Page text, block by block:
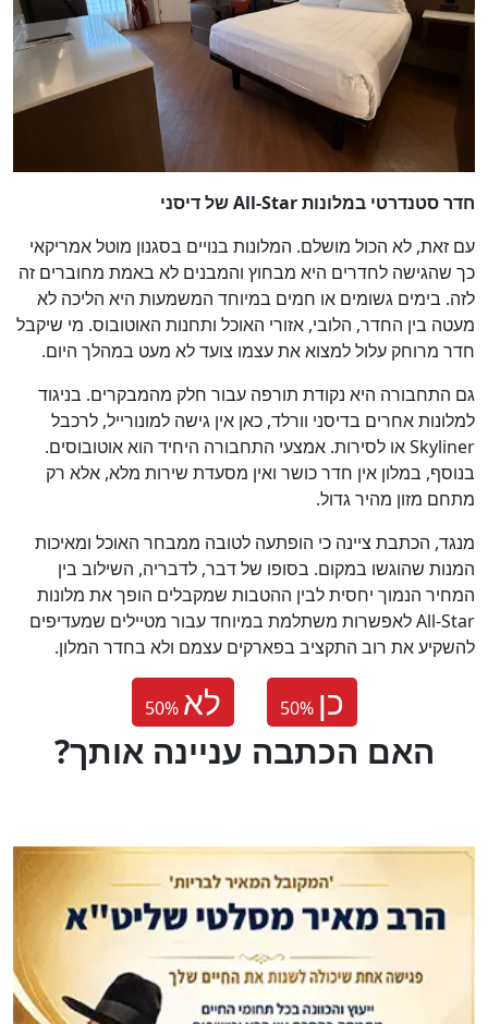
חדר סטנדרטי במלונות All-Star של דיסני
עם זאת, לא הכול מושלם. המלונות בנויים בסגנון מוטל אמריקאי
כך שהגישה לחדרים היא מבחוץ והמבנים לא באמת מחוברים זה
לזה. בימים גשומים או חמים במיוחד המשמעות היא הליכה לא
מעטה בין החדר, הלובי, אזורי האוכל ותחנות האוטובוס. מי שיקבל
חדר מרוחק עלול למצוא את עצמו צועד לא מעט במהלך היום.
גם התחבורה היא נקודת תורפה עבור חלק מהמבקרים. בניגוד
למלונות אחרים בדיסני וורלד, כאן אין גישה למונורייל, לרכבל
Skyliner או לסירות. אמצעי התחבורה היחיד הוא אוטובוסים.
בנוסף, במלון אין חדר כושר ואין מסעדת שירות מלא, אלא רק
מתחם מזון מהיר גדול.
מנגד, הכתבת ציינה כי הופתעה לטובה ממבחר האוכל ומאיכות
המנות שהוגשו במקום. בסופו של דבר, לדבריה, השילוב בין
המחיר הנמוך יחסית לבין ההטבות שמקבלים הופך את מלונות
All-Star לאפשרות משתלמת במיוחד עבור מטיילים שמעדיפים
להשקיע את רוב התקציב בפארקים עצמם ולא בחדר המלון.
50% לא 50% כן
?האם הכתבה עניינה אותך